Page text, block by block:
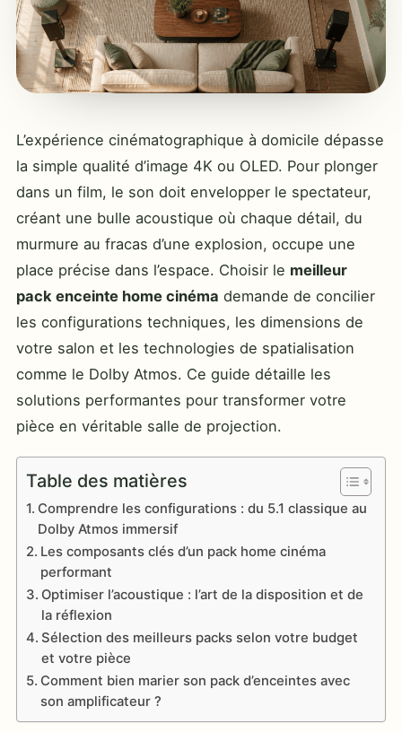
L’expérience cinématographique à domicile dépasse
la simple qualité d’image 4K ou OLED. Pour plonger
dans un film, le son doit envelopper le spectateur,
créant une bulle acoustique où chaque détail, du
murmure au fracas d’une explosion, occupe une
place précise dans l’espace. Choisir le meilleur
pack enceinte home cinéma demande de concilier
les configurations techniques, les dimensions de
votre salon et les technologies de spatialisation
comme le Dolby Atmos. Ce guide détaille les
solutions performantes pour transformer votre
pièce en véritable salle de projection.
Table des matières
Comprendre les configurations : du 5.1 classique au
Dolby Atmos immersif
Les composants clés d’un pack home cinéma
performant
Optimiser l’acoustique : l’art de la disposition et de
la réflexion
Sélection des meilleurs packs selon votre budget
et votre pièce
Comment bien marier son pack d’enceintes avec
son amplificateur ?